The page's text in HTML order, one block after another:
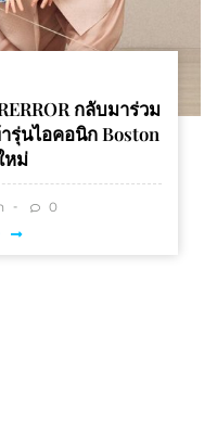
กลับมาร่วม
รุ่นไอคอนิก Boston
หม่
0